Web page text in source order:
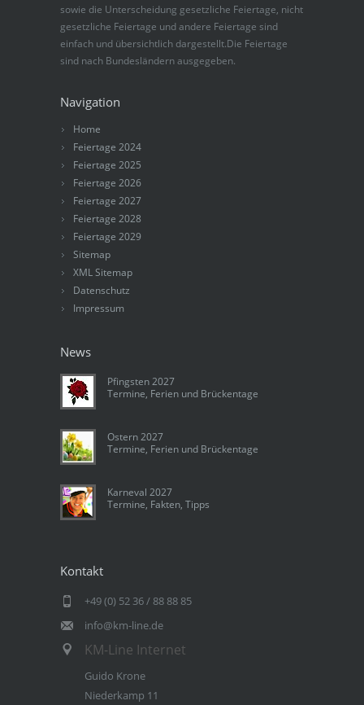
sowie die Unterscheidung gesetzliche Feiertage, nicht
gesetzliche Feiertage und andere Feiertage sind
einfach und übersichtlich dargestellt.Die Feiertage
sind nach Bundesländern ausgegeben.
Navigation
Home
Feiertage 2024
Feiertage 2025
Feiertage 2026
Feiertage 2027
Feiertage 2028
Feiertage 2029
Sitemap
XML Sitemap
Datenschutz
Impressum
News
Pfingsten 2027
Termine, Ferien und Brückentage
Ostern 2027
Termine, Ferien und Brückentage
Karneval 2027
Termine, Fakten, Tipps
Kontakt
+49 (0) 52 36 / 88 88 85
info@km-line.de
KM-Line Internet
Guido Krone
Niederkamp 11